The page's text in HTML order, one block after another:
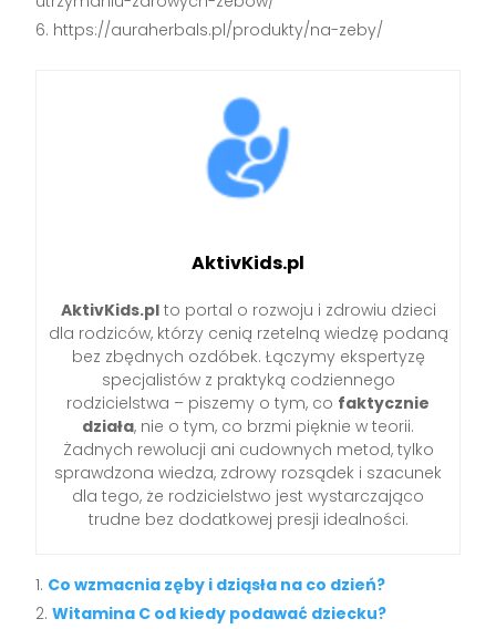
https://auraherbals.pl/produkty/na-zeby/
AktivKids.pl
AktivKids.plto portal o rozwoju i zdrowiu dzieci
dla rodziców, którzy cenią rzetelną wiedzę podaną
bez zbędnych ozdóbek. Łączymy ekspertyzę
specjalistów z praktyką codziennego
rodzicielstwa – piszemy o tym, co faktycznie
działa, nie o tym, co brzmi pięknie w teorii.
Żadnych rewolucji ani cudownych metod, tylko
sprawdzona wiedza, zdrowy rozsądek i szacunek
dla tego, że rodzicielstwo jest wystarczająco
trudne bez dodatkowej presji idealności.
Co wzmacnia zęby i dziąsła na co dzień?
Witamina C od kiedy podawać dziecku?